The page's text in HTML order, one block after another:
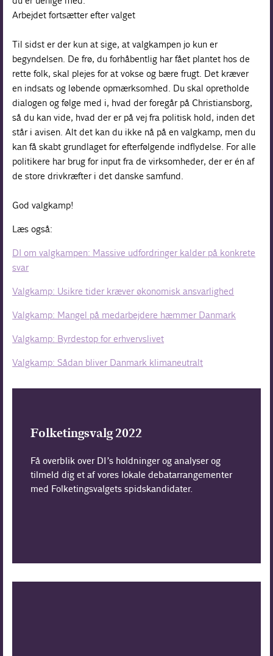
Arbejdet fortsætter efter valget
Til sidst er der kun at sige, at valgkampen jo kun er
begyndelsen. De frø, du forhåbentlig har fået plantet hos de
rette folk, skal plejes for at vokse og bære frugt. Det kræver
en indsats og løbende opmærksomhed. Du skal opretholde
dialogen og følge med i, hvad der foregår på Christiansborg,
så du kan vide, hvad der er på vej fra politisk hold, inden det
står i avisen. Alt det kan du ikke nå på en valgkamp, men du
kan få skabt grundlaget for efterfølgende indflydelse. For alle
politikere har brug for input fra de virksomheder, der er én af
de store drivkræfter i det danske samfund.
God valgkamp!
Læs også:
DI om valgkampen: Massive udfordringer kalder på konkrete
svar
Valgkamp: Usikre tider kræver økonomisk ansvarlighed
Valgkamp: Mangel på medarbejdere hæmmer Danmark
Valgkamp: Byrdestop for erhvervslivet
Valgkamp: Sådan bliver Danmark klimaneutralt
Folketingsvalg 2022
Få overblik over DI’s holdninger og analyser og
tilmeld dig et af vores lokale debatarrangementer
med Folketingsvalgets spidskandidater.